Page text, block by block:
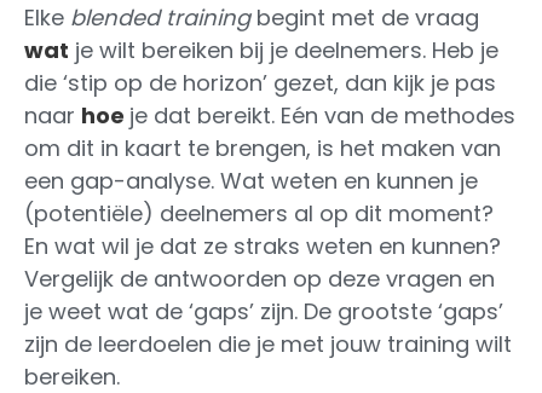
Elke blended trainingbegint met de vraag
wat je wilt bereiken bij je deelnemers. Heb je
die ‘stip op de horizon’ gezet, dan kijk je pas
naar hoe je dat bereikt. Eén van de methodes
om dit in kaart te brengen, is het maken van
een gap-analyse. Wat weten en kunnen je
(potentiële) deelnemers al op dit moment?
En wat wil je dat ze straks weten en kunnen?
Vergelijk de antwoorden op deze vragen en
je weet wat de ‘gaps’ zijn. De grootste ‘gaps’
zijn de leerdoelen die je met jouw training wilt
bereiken.